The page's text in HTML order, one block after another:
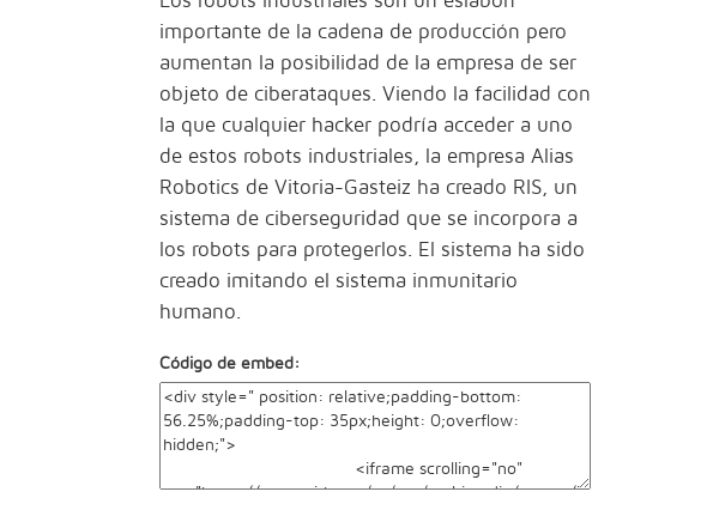
importante de la cadena de producción pero
aumentan la posibilidad de la empresa de ser
objeto de ciberataques. Viendo la facilidad con
la que cualquier hacker podría acceder a uno
de estos robots industriales, la empresa Alias
Robotics de Vitoria-Gasteiz ha creado RIS, un
sistema de ciberseguridad que se incorpora a
los robots para protegerlos. El sistema ha sido
creado imitando el sistema inmunitario
humano.
Código de embed: